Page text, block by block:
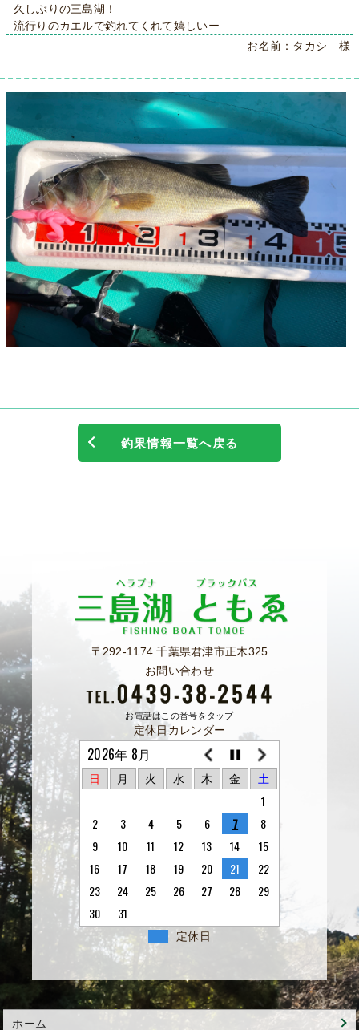
久しぶりの三島湖！
流行りのカエルで釣れてくれて嬉しいー
お名前：タカシ 様
釣果情報一覧へ戻る
〒292-1174 千葉県君津市正木325
お問い合わせ
お電話はこの番号をタップ
定休日カレンダー
2026年 8月
日 月 火 水 木 金 土
1
2
3 4 5 6 7
8
9
10 11 12 13 14
15
16
17 18 19 20 21
22
23
24 25 26 27 28
29
30
31
定休日
ホーム